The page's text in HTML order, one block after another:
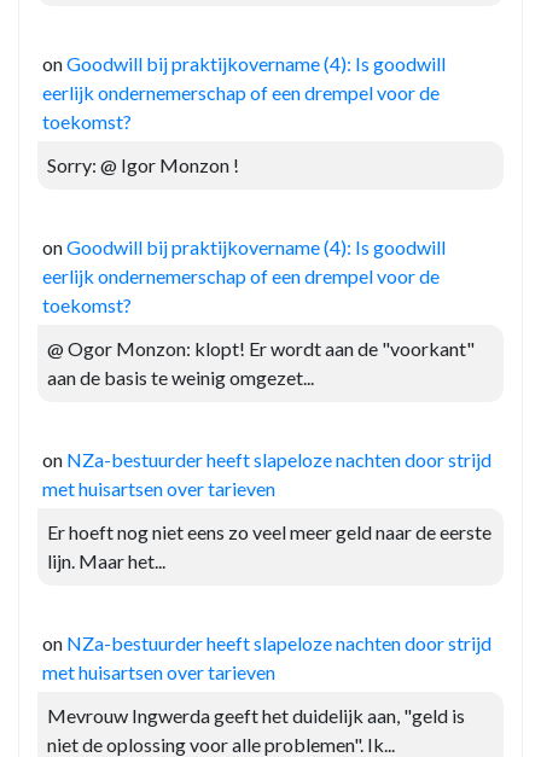
onGoodwill bij praktijkovername (4): Is goodwill
eerlijk ondernemerschap of een drempel voor de
toekomst?
Sorry: @ Igor Monzon !
onGoodwill bij praktijkovername (4): Is goodwill
eerlijk ondernemerschap of een drempel voor de
toekomst?
@ Ogor Monzon: klopt! Er wordt aan de "voorkant"
aan de basis te weinig omgezet...
on NZa-bestuurder heeft slapeloze nachten door strijd
met huisartsen over tarieven
Er hoeft nog niet eens zo veel meer geld naar de eerste
lijn. Maar het...
on NZa-bestuurder heeft slapeloze nachten door strijd
met huisartsen over tarieven
Mevrouw Ingwerda geeft het duidelijk aan, "geld is
niet de oplossing voor alle problemen". Ik...